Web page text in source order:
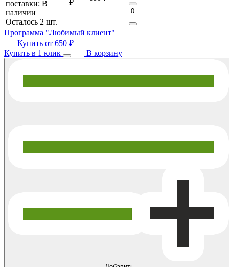
поставки: В
наличии
Осталось 2 шт.
₽
Программа "Любимый клиент"
Купить от 650 ₽
Купить в 1 клик
В корзину